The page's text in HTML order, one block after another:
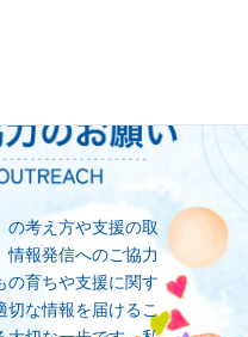
の考え方や支援の取
情報発信へのご協力
の育ちや支援に関す
切な情報を届けるこ